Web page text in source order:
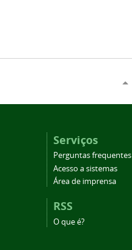
Serviços
Perguntas frequentes
Acesso a sistemas
Área de imprensa
RSS
O que é?